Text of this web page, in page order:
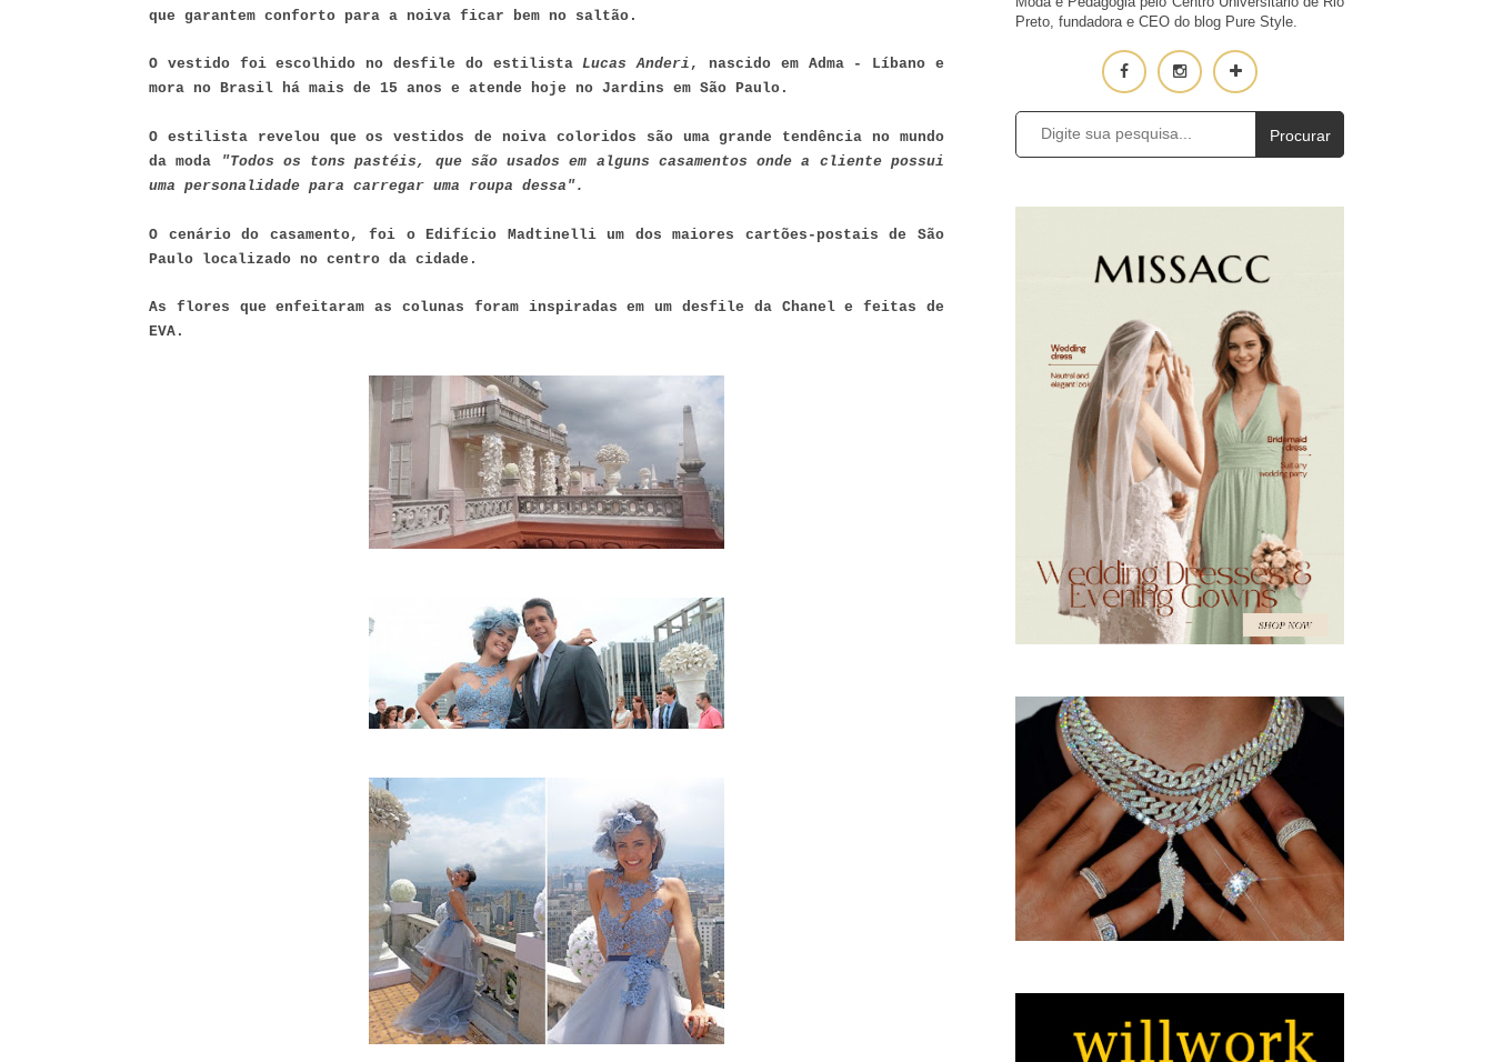
que garantem conforto para a noiva ficar bem no saltão.
O vestido foi escolhido no desfile do estilistaLucas Anderi , nascido em Adma - Líbano e
mora no Brasil há mais de 15 anos e atende hoje no Jardins em São Paulo.
O estilista revelou que os vestidos de noiva coloridos são uma grande tendência no mundo
da moda
"Todos os tons pastéis, que são usados em alguns casamentos onde a cliente possui
uma personalidade para carregar uma roupa dessa".
O cenário do casamento, foi o Edifício Madtinelli um dos maiores cartões-postais de São
Paulo localizado no centro da cidade.
As flores que enfeitaram as colunas foram inspiradas em um desfile da Chanel e feitas de
EVA.
Preto, fundadora e CEO do blog Pure Style.
Procurar